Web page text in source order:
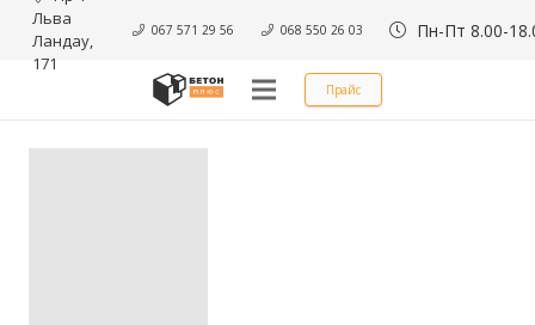
Льва
Ландау,
171
067 571 29 56 068 550 26 03 Пн-Пт 8.00-
Прайс